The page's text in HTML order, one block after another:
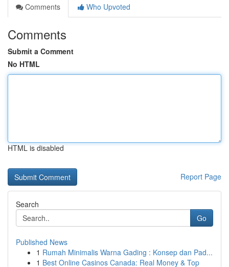
Comments
Who Upvoted
Comments
Submit a Comment
No HTML
HTML is disabled
Report Page
Search
Go
Published News
1 Rumah Minimalis Warna Gading : Konsep dan Pad...
1 Best Online Casinos Canada: Real Money & Top